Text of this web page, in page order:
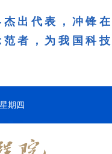
出代表，冲锋
者，为我国科
期四